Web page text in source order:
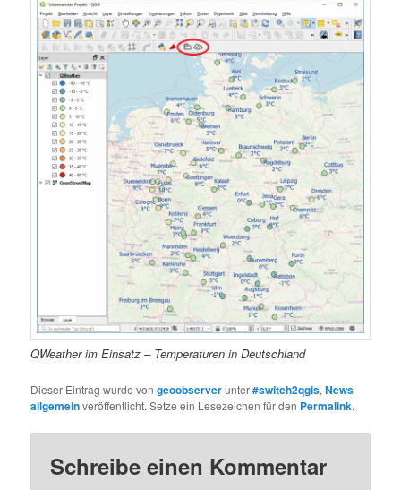
QWeather im Einsatz – Temperaturen in Deutschland
Dieser Eintrag wurde vongeoobserverunter#switch2qgis,News
allgemeinveröffentlicht. Setze ein Lesezeichen für den Permalink.
Schreibe einen Kommentar